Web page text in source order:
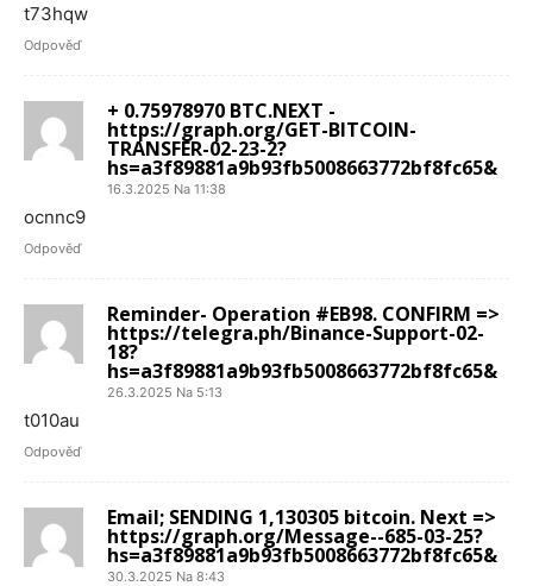
t73hqw
Odpověď
+ 0.75978970 BTC.NEXT -
https://graph.org/GET-BITCOIN-
TRANSFER-02-23-2?
hs=a3f89881a9b93fb5008663772bf8fc65&
16.3.2025 Na 11:38
ocnnc9
Odpověď
Reminder- Operation #EB98. CONFIRM =>
https://telegra.ph/Binance-Support-02-
18?
hs=a3f89881a9b93fb5008663772bf8fc65&
26.3.2025 Na 5:13
t010au
Odpověď
Email; SENDING 1,130305 bitcoin. Next =>
https://graph.org/Message--685-03-25?
hs=a3f89881a9b93fb5008663772bf8fc65&
30.3.2025 Na 8:43